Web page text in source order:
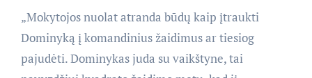
„Mokytojos nuolat atranda būdų kaip įtraukti
Dominyką į komandinius žaidimus ar tiesiog
pajudėti. Dominykas juda su vaikštyne, tai